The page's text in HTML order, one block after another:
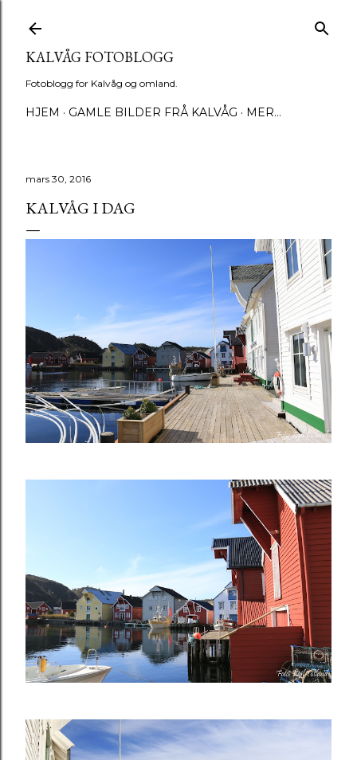
KALVÅG FOTOBLOGG
Fotoblogg for Kalvåg og omland.
HJEM GAMLE BILDER FRÅ KALVÅG MER…
mars 30, 2016
KALVÅG I DAG